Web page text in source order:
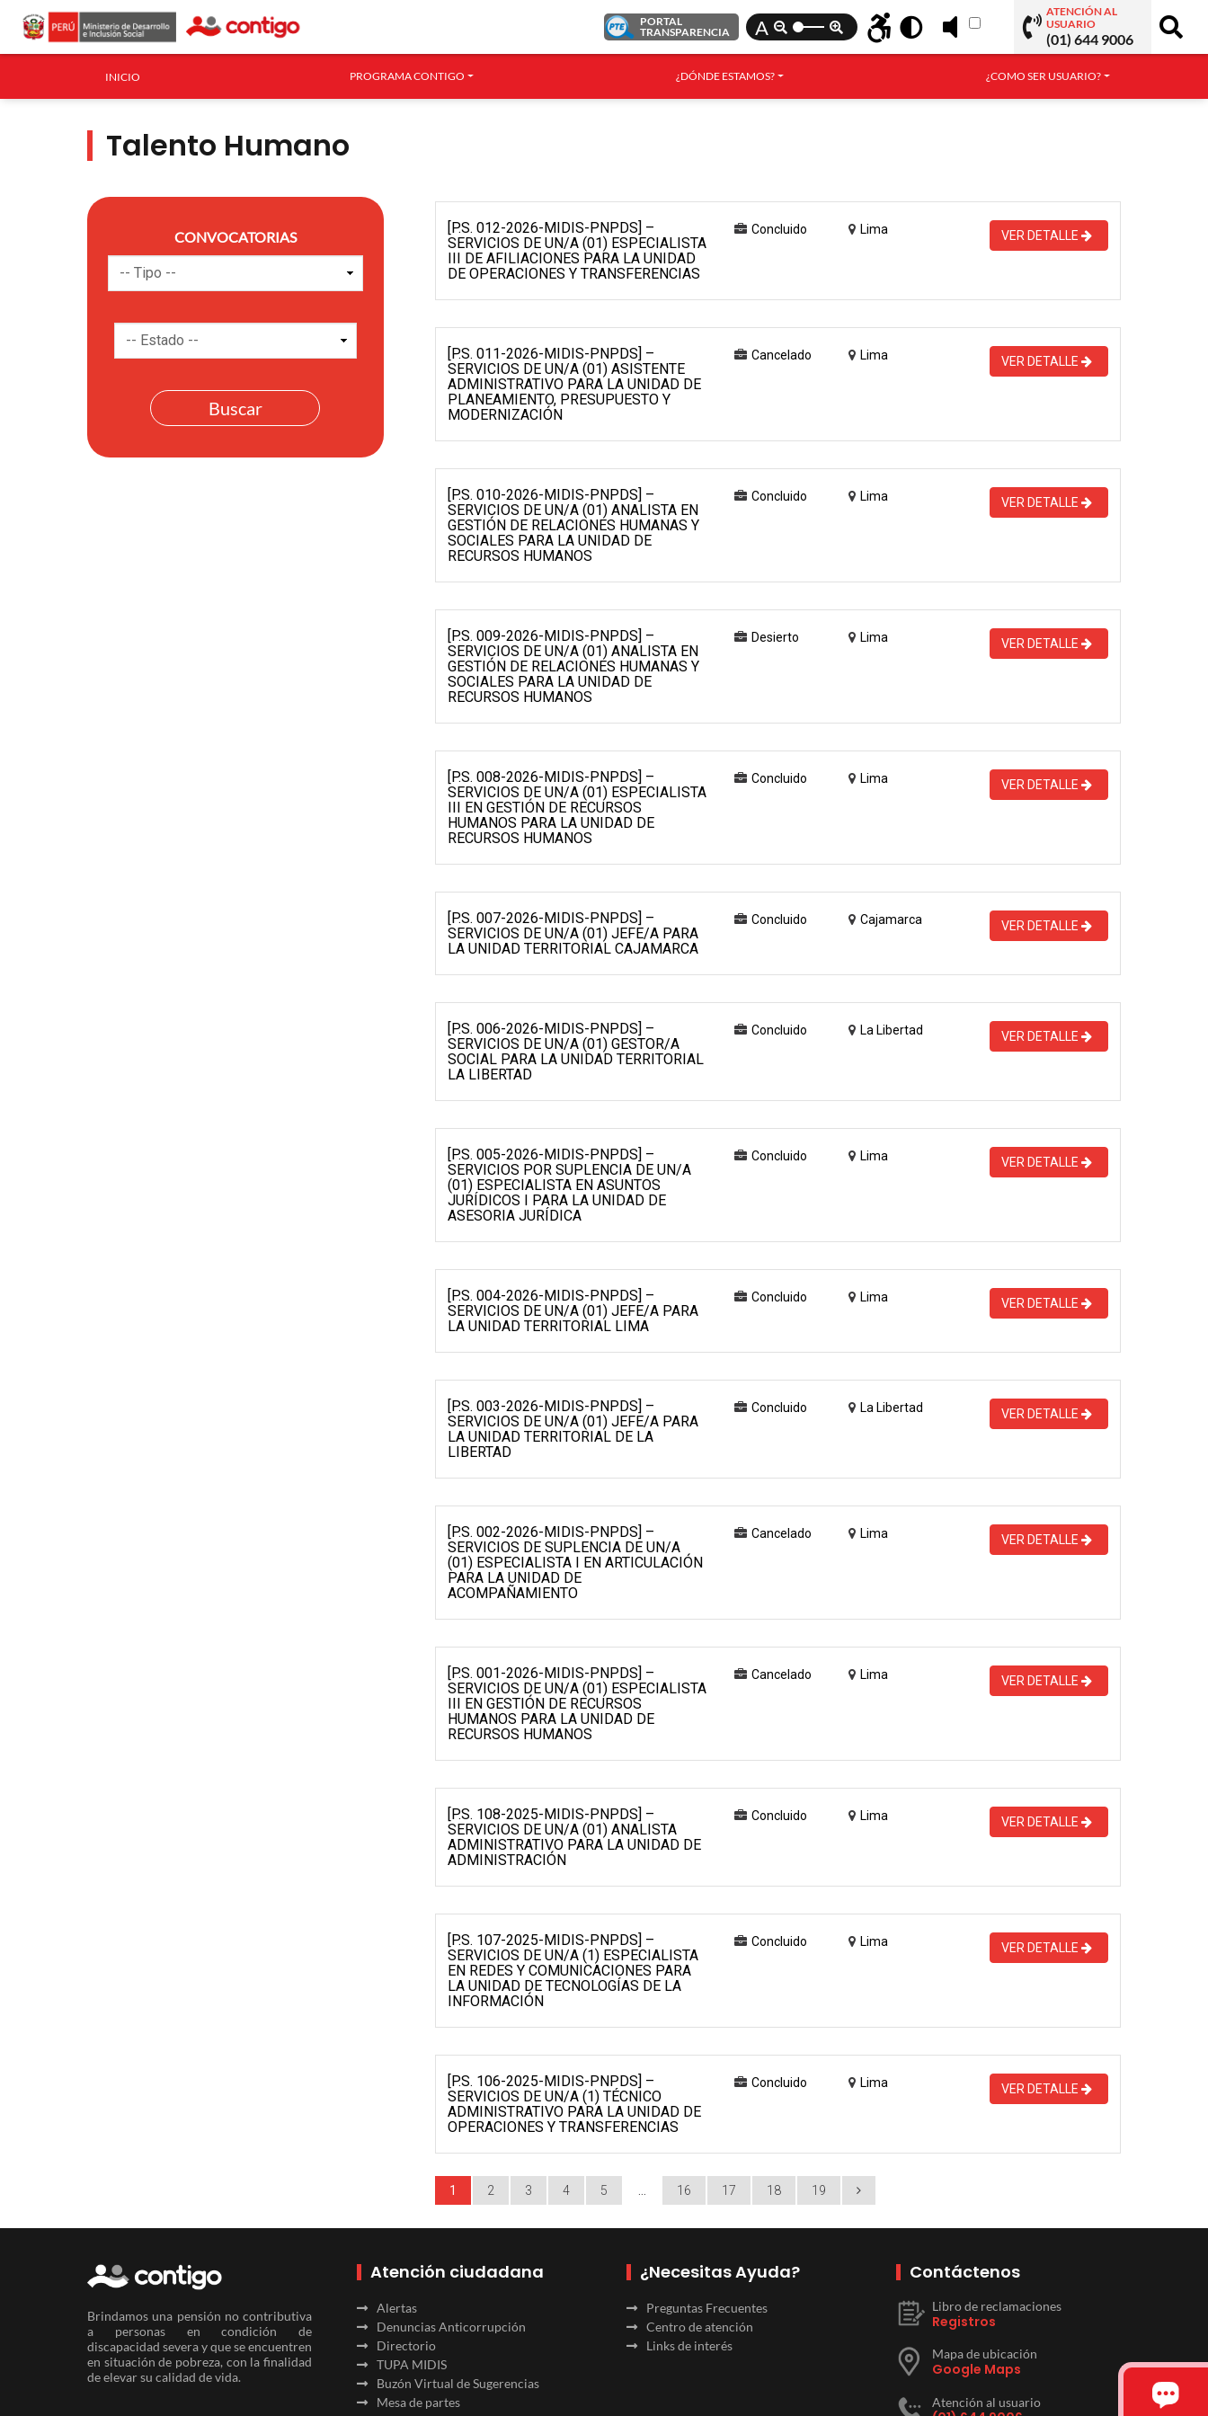
PORTAL
TRANSPARENCIA
A
ATENCIÓN AL
USUARIO
(01) 644 9006
INICIO PROGRAMA CONTIGO ¿DÓNDE ESTAMOS? ¿COMO SER USUARIO?
Talento Humano
CONVOCATORIAS
[P.S. 012-2026-MIDIS-PNPDS] –
SERVICIOS DE UN/A (01) ESPECIALISTA
III DE AFILIACIONES PARA LA UNIDAD
DE OPERACIONES Y TRANSFERENCIAS
Concluido Lima VER DETALLE
[P.S. 011-2026-MIDIS-PNPDS] –
SERVICIOS DE UN/A (01) ASISTENTE
ADMINISTRATIVO PARA LA UNIDAD DE
PLANEAMIENTO, PRESUPUESTO Y
MODERNIZACIÓN
Cancelado Lima VER DETALLE
[P.S. 010-2026-MIDIS-PNPDS] –
SERVICIOS DE UN/A (01) ANALISTA EN
GESTIÓN DE RELACIONES HUMANAS Y
SOCIALES PARA LA UNIDAD DE
RECURSOS HUMANOS
Concluido Lima VER DETALLE
[P.S. 009-2026-MIDIS-PNPDS] –
SERVICIOS DE UN/A (01) ANALISTA EN
GESTIÓN DE RELACIONES HUMANAS Y
SOCIALES PARA LA UNIDAD DE
RECURSOS HUMANOS
Desierto Lima VER DETALLE
[P.S. 008-2026-MIDIS-PNPDS] –
SERVICIOS DE UN/A (01) ESPECIALISTA
III EN GESTIÓN DE RECURSOS
HUMANOS PARA LA UNIDAD DE
RECURSOS HUMANOS
Concluido Lima VER DETALLE
[P.S. 007-2026-MIDIS-PNPDS] –
SERVICIOS DE UN/A (01) JEFE/A PARA
LA UNIDAD TERRITORIAL CAJAMARCA
Concluido Cajamarca VER DETALLE
[P.S. 006-2026-MIDIS-PNPDS] –
SERVICIOS DE UN/A (01) GESTOR/A
SOCIAL PARA LA UNIDAD TERRITORIAL
LA LIBERTAD
Concluido La Libertad VER DETALLE
[P.S. 005-2026-MIDIS-PNPDS] –
SERVICIOS POR SUPLENCIA DE UN/A
(01) ESPECIALISTA EN ASUNTOS
JURÍDICOS I PARA LA UNIDAD DE
ASESORIA JURÍDICA
Concluido Lima VER DETALLE
[P.S. 004-2026-MIDIS-PNPDS] –
SERVICIOS DE UN/A (01) JEFE/A PARA
LA UNIDAD TERRITORIAL LIMA
Concluido Lima VER DETALLE
[P.S. 003-2026-MIDIS-PNPDS] –
SERVICIOS DE UN/A (01) JEFE/A PARA
LA UNIDAD TERRITORIAL DE LA
LIBERTAD
Concluido La Libertad VER DETALLE
[P.S. 002-2026-MIDIS-PNPDS] –
SERVICIOS DE SUPLENCIA DE UN/A
(01) ESPECIALISTA I EN ARTICULACIÓN
PARA LA UNIDAD DE
ACOMPAÑAMIENTO
Cancelado Lima VER DETALLE
[P.S. 001-2026-MIDIS-PNPDS] –
SERVICIOS DE UN/A (01) ESPECIALISTA
III EN GESTIÓN DE RECURSOS
HUMANOS PARA LA UNIDAD DE
RECURSOS HUMANOS
Cancelado Lima VER DETALLE
[P.S. 108-2025-MIDIS-PNPDS] –
SERVICIOS DE UN/A (01) ANALISTA
ADMINISTRATIVO PARA LA UNIDAD DE
ADMINISTRACIÓN
Concluido Lima VER DETALLE
[P.S. 107-2025-MIDIS-PNPDS] –
SERVICIOS DE UN/A (1) ESPECIALISTA
EN REDES Y COMUNICACIONES PARA
LA UNIDAD DE TECNOLOGÍAS DE LA
INFORMACIÓN
Concluido Lima VER DETALLE
[P.S. 106-2025-MIDIS-PNPDS] –
SERVICIOS DE UN/A (1) TÉCNICO
ADMINISTRATIVO PARA LA UNIDAD DE
OPERACIONES Y TRANSFERENCIAS
Concluido Lima VER DETALLE
1 2 3 4 5 16 17 18 19
Brindamos una pensión no contributiva
a personas en condición de
discapacidad severa y que se encuentren
en situación de pobreza, con la finalidad
de elevar su calidad de vida.
Atención ciudadana
Alertas
Denuncias Anticorrupción
Directorio
TUPA MIDIS
Buzón Virtual de Sugerencias
Mesa de partes
¿Necesitas Ayuda?
Preguntas Frecuentes
Centro de atención
Links de interés
Contáctenos
Libro de reclamaciones
Registros
Mapa de ubicación
Google Maps
Atención al usuario